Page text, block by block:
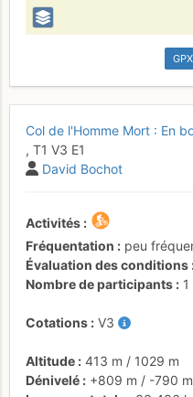
GPX
Col de l'Homme Mort : En
, T1 V3 E1
David Bochot
Activités
Fréquentation
peu
Évaluation des conditions
Nombre de participants
1
Cotations V3
Altitude 413 m / 1029 m
Dénivelé
+809 m / -790 m